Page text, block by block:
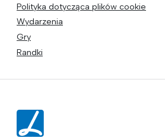
Polityka dotycząca plików cookie
Wydarzenia
Gry
Randki